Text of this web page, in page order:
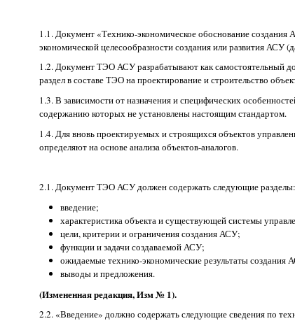
1.1. Документ «Технико-экономическое обоснование
экономической целесообразности создания или развития АСУ
1.2. Документ ТЭО АСУ разрабатывают как самостоятельный
раздел в составе ТЭО на проектирование и строительство
1.3. В зависимости от назначения и специфических
содержанию которых не установлены настоящим стандартом.
1.4. Для вновь проектируемых и строящихся объектов
определяют на основе анализа объектов-аналогов.
2.1. Документ ТЭО АСУ должен содержать следующие разделы:
введение;
характеристика объекта и существующей системы
цели, критерии и ограничения создания АСУ;
функции и задачи создаваемой АСУ;
ожидаемые технико-экономические результаты создания
выводы и предложения.
(Измененная редакция, Изм № 1).
2.2. «Введение» должно содержать следующие сведения по